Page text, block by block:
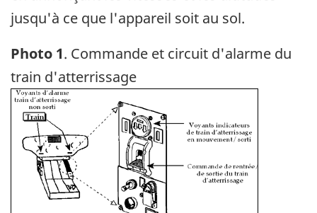
jusqu'à ce que l'appareil soit au sol.
Photo 1. Commande et circuit d'alarme du
train d'atterrissage
Image